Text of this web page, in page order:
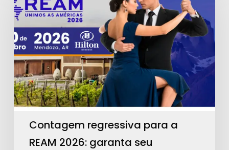
para
a
REAM
2026:
garanta
seu
ingresso!
Contagem regressiva para a
REAM 2026: garanta seu